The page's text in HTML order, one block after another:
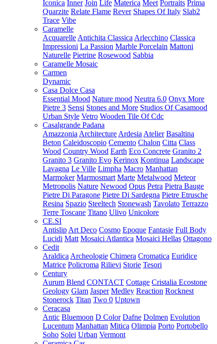
Iconica Inner Join Life Materica Meet Portraits Prima
Quarzite Relate Flame Rever Shapes Of Italy Slab2
Trace Vibe
Caramelle
Acquarelle Antichita Classica Arlecchino Classica
Impressioni La Passion Marble Porcelain Mattoni
Naturelle Pietrine Rosewood Sabbia
Caramelle Mosaic
Carmen
Dynamic
Casa Dolce Casa
Essential Mood Nature mood Neutra 6.0 Onyx More
Pietre 3 Sensi Stones and More Studios Of Casamood
Urban Style Vetro Wooden Tile Of Cdc
Casalgrande Padana
Amazzonia Architecture Ardesia Atelier Basaltina
Beton Caleidoscopio Cemento Chalon Citta Class
Wood Country Wood Earth Eco Concrete Granito 2
Granito 3 Granito Evo Kerinox Kontinua Landscape
Lavagna Le Ville Limpha Macro Manhattan
Marmoker Marmosmart Marte Metalwood Meteor
Metropolis Nature Newood Opus Petra Pietra Bauge
Pietre Di Paragone Pietre Di Sardegna Pietre Etrusche
Resina Spazio Steeltech Stonewash Tavolato Terrazzo
Terre Toscane Titano Ulivo Unicolore
CE.SI
Antislip Art Deco Cosmo Epoque Fantasie Full Body
Lucidi Matt Mosaici Atlantica Mosaici Hellas Ottagono
Cedit
Araldica Archeologie Chimera Cromatica Euridice
Matrice Policroma Rilievi Storie Tesori
Century
Aurum Blend CONTACT Cottage Cristalia Ecostone
Geology Glam Jasper Medley Reaction Rocknest
Stonerock Titan Two 0 Uptown
Ceracasa
Antic Bluemoon D Color Dafne Dolmen Evolution
Lucentum Manhattan Mitica Olimpia Porto Portobello
Soho Solei Urban Vermont